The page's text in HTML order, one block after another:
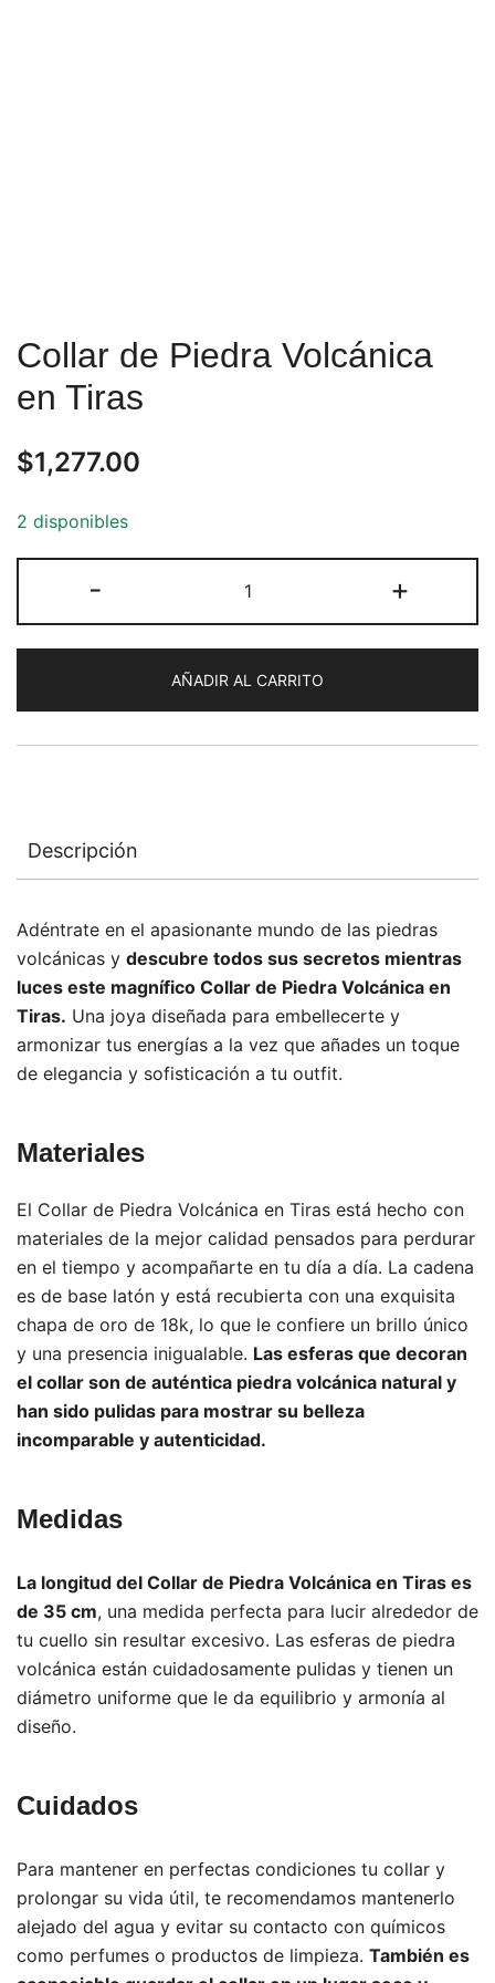
Collar de Piedra Volcánica
en Tiras
$1,277.00
2 disponibles
-
de
Piedra
en
Tiras
cantidad
+
AÑADIR AL CARRITO
Descripción
Adéntrate en el apasionante mundo de las piedras
volcánicas y descubre todos sus secretos mientras
luces este magnífico Collar de Piedra Volcánica en
Tiras. Una joya diseñada para embellecerte y
armonizar tus energías a la vez que añades un toque
de elegancia y sofisticación a tu outfit.
Materiales
El Collar de Piedra Volcánica en Tiras está hecho con
materiales de la mejor calidad pensados para perdurar
en el tiempo y acompañarte en tu día a día. La cadena
es de base latón y está recubierta con una exquisita
chapa de oro de 18k, lo que le confiere un brillo único
y una presencia inigualable. Las esferas que decoran
el collar son de auténtica piedra volcánica natural y
han sido pulidas para mostrar su belleza
incomparable y autenticidad.
Medidas
La longitud del Collar de Piedra Volcánica en Tiras es
de 35 cm, una medida perfecta para lucir alrededor de
tu cuello sin resultar excesivo. Las esferas de piedra
volcánica están cuidadosamente pulidas y tienen un
diámetro uniforme que le da equilibrio y armonía al
diseño.
Cuidados
Para mantener en perfectas condiciones tu collar y
prolongar su vida útil, te recomendamos mantenerlo
alejado del agua y evitar su contacto con químicos
como perfumes o productos de limpieza. También es